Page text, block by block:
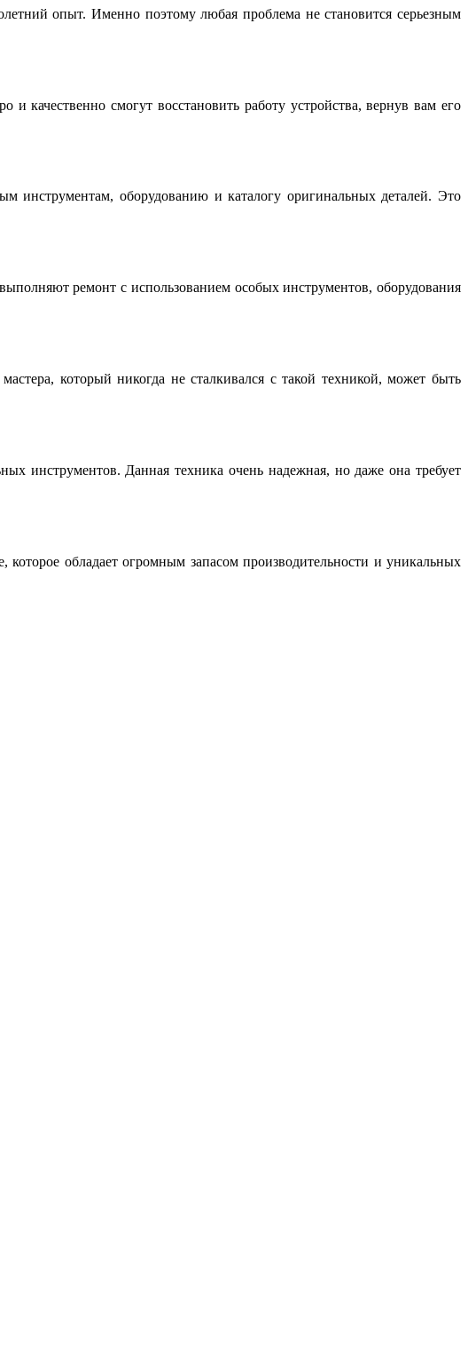
опыт. Именно поэтому любая проблема не становится серьезным
смогут восстановить работу устройства, вернув вам его
инструментам, оборудованию и каталогу оригинальных деталей. Это
ремонт с использованием особых инструментов, оборудования
который никогда не сталкивался с такой техникой, может быть
инструментов. Данная техника очень надежная, но даже она требует
обладает огромным запасом производительности и уникальных